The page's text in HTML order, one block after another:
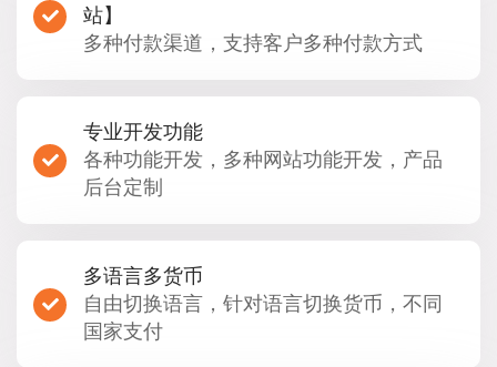
站】
多种付款渠道，支持客户多种付款方式
专业开发功能
各种功能开发，多种网站功能开发，产品
后台定制
多语言多货币
自由切换语言，针对语言切换货币，不同
国家支付